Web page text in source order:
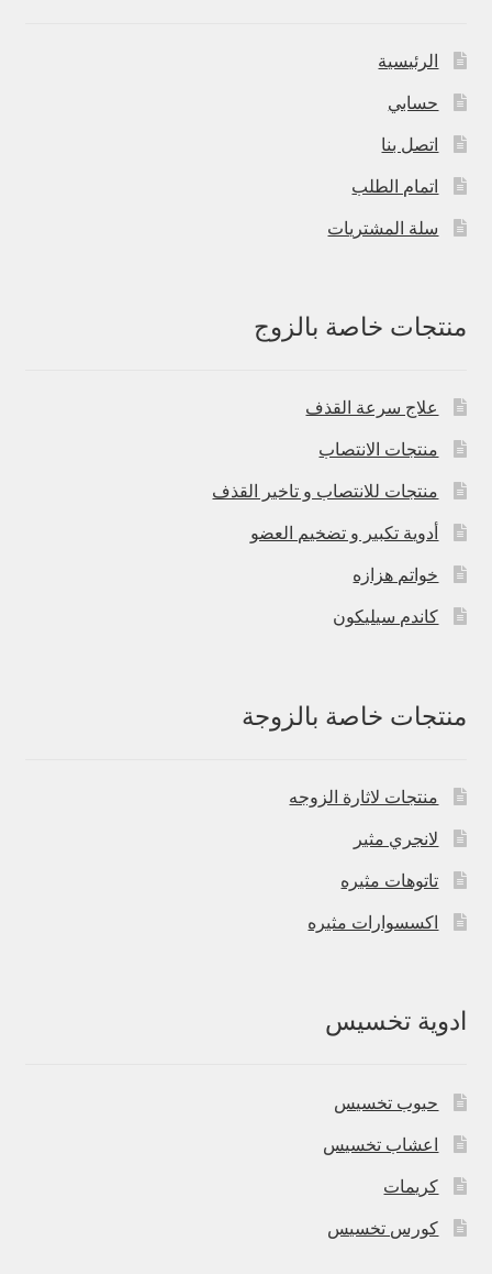
الرئيسية
حسابي
اتصل بنا
اتمام الطلب
سلة المشتريات
منتجات خاصة بالزوج
علاج سرعة القذف
منتجات الانتصاب
منتجات للانتصاب و تاخير القذف
أدوية تكبير و تضخيم العضو
خواتم هزازه
كاندم سيليكون
منتجات خاصة بالزوجة
منتجات لاثارة الزوجه
لانجري مثير
تاتوهات مثيره
اكسسوارات مثيره
ادوية تخسيس
حبوب تخسيس
اعشاب تخسيس
كريمات
كورس تخسيس